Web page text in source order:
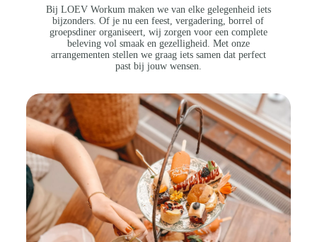
Bij LOEV Workum maken we van elke gelegenheid iets
bijzonders. Of je nu een feest, vergadering, borrel of
groepsdiner organiseert, wij zorgen voor een complete
beleving vol smaak en gezelligheid. Met onze
arrangementen stellen we graag iets samen dat perfect
past bij jouw wensen.